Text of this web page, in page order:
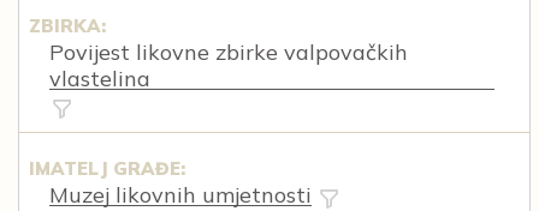
ZBIRKA:
Povijest likovne zbirke valpovačkih
vlastelina
IMATELJ GRAĐE:
Muzej likovnih umjetnosti